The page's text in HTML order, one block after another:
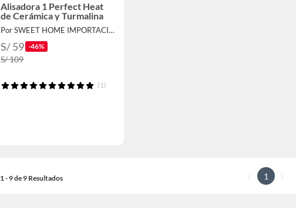
Alisadora 1 Perfect Heat
de Cerámica y Turmalina
Por SWEET HOME IMPORTACIONES
S/ 59 -46%
S/ 109
(1)
1 - 9 de 9 Resultados 1